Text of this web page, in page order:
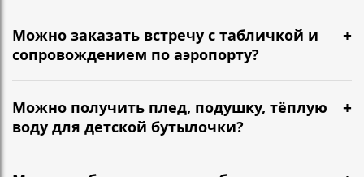
Можно заказать встречу с табличкой и
сопровождением по аэропорту?
Можно получить плед, подушку, тёплую
воду для детской бутылочки?